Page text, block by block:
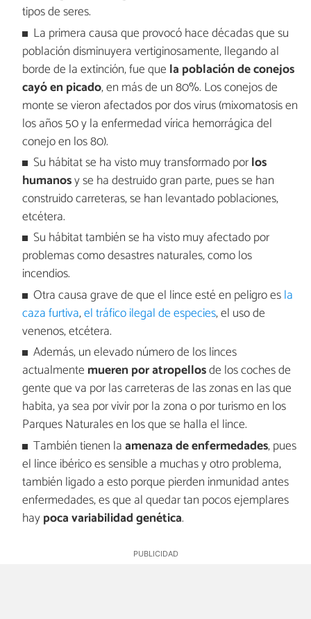
tipos de seres.
La primera causa que provocó hace décadas que su
población disminuyera vertiginosamente, llegando al
borde de la extinción, fue que la población de conejos
cayó en picado, en más de un 80%. Los conejos de
monte se vieron afectados por dos virus (mixomatosis en
los años 50 y la enfermedad vírica hemorrágica del
conejo en los 80).
Su hábitat se ha visto muy transformado porlos
humanosy se ha destruido gran parte, pues se han
construido carreteras, se han levantado poblaciones,
etcétera.
Su hábitat también se ha visto muy afectado por
problemas como desastres naturales, como los
incendios.
Otra causa grave de que el lince esté en peligro esla
caza furtiva,el tráfico ilegal de especies, el uso de
venenos, etcétera.
Además, un elevado número de los linces
actualmente mueren por atropellosde los coches de
gente que va por las carreteras de las zonas en las que
habita, ya sea por vivir por la zona o por turismo en los
Parques Naturales en los que se halla el lince.
También tienen laamenaza de enfermedades, pues
el lince ibérico es sensible a muchas y otro problema,
también ligado a esto porque pierden inmunidad antes
enfermedades, es que al quedar tan pocos ejemplares
haypoca variabilidad genética.